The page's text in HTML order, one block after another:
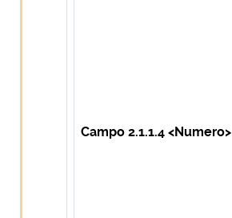
Campo 2.1.1.4 <Numero>